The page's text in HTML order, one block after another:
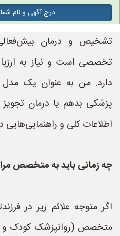
درج آگهی و نام
تخصصی است و نیاز به
دارد. من به عنوان یک
پزشکی بدهم یا درمان تجویز
اطلاعات کلی و راهنمایی‌هایی
چه زمانی باید به متخصص
اگر متوجه علائم زیر در
متخصص (روانپزشک کودک و